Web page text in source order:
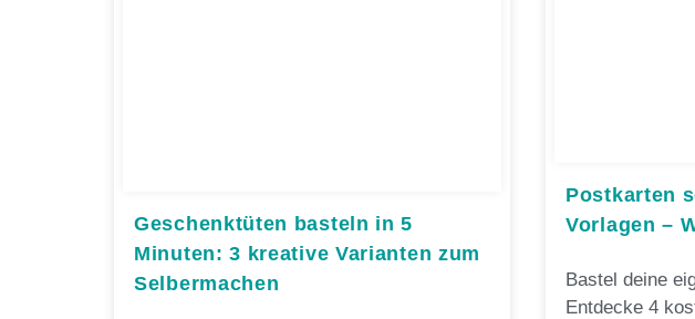
Geschenktüten basteln in 5
Minuten: 3 kreative Varianten zum
Selbermachen
Postkarten
Vorlagen –
Bastel deine
Entdecke 4